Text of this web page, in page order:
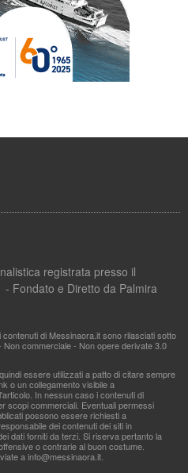
registrata presso il
Fondato e Diretto da Palmira
di Messinaora.it sono rilasciati sotto
commerciale - Non opere derivate 3.0
essere utilizzati a patto di citare sempre
o un collegamento visibile a
In nessun caso i contenuti di
scopi commerciali. Eventuali permessi
possono essere richiesti a
dei contenuti dei siti in
dati forniti da terzi. Si riserva pertanto la
o contrarie al buon costume.
ainfo@messinaora.it